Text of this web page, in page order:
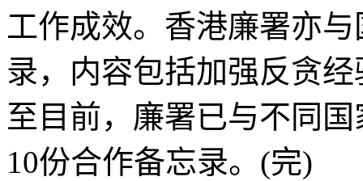
工作成效。香港廉署亦
录，内容包括加强反贪
至目前，廉署已与不同
10份合作备忘录。(完)